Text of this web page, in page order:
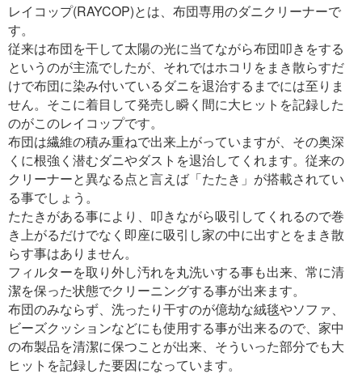
レイコップ(RAYCOP)とは、布団専用のダニクリーナーで
す。
従来は布団を干して太陽の光に当てながら布団叩きをする
というのが主流でしたが、それではホコリをまき散らすだ
けで布団に染み付いているダニを退治するまでには至りま
せん。そこに着目して発売し瞬く間に大ヒットを記録した
のがこのレイコップです。
布団は繊維の積み重ねで出来上がっていますが、その奥深
くに根強く潜むダニやダストを退治してくれます。従来の
クリーナーと異なる点と言えば「たたき」が搭載されてい
る事でしょう。
たたきがある事により、叩きながら吸引してくれるので巻
き上がるだけでなく即座に吸引し家の中に出すとをまき散
らす事はありません。
フィルターを取り外し汚れを丸洗いする事も出来、常に清
潔を保った状態でクリーニングする事が出来ます。
布団のみならず、洗ったり干すのが億劫な絨毯やソファ、
ビーズクッションなどにも使用する事が出来るので、家中
の布製品を清潔に保つことが出来、そういった部分でも大
ヒットを記録した要因になっています。